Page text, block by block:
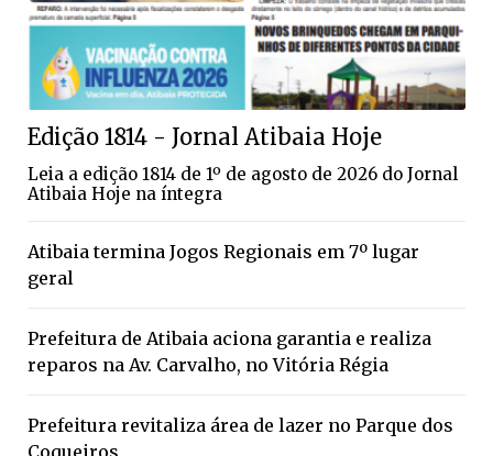
Edição 1814 - Jornal Atibaia Hoje
Leia a edição 1814 de 1º de agosto de 2026 do Jornal
Atibaia Hoje na íntegra
Atibaia termina Jogos Regionais em 7º lugar
geral
Prefeitura de Atibaia aciona garantia e realiza
reparos na Av. Carvalho, no Vitória Régia
Prefeitura revitaliza área de lazer no Parque dos
Coqueiros